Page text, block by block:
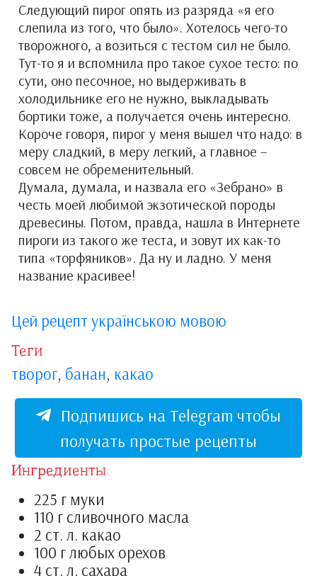
Следующий пирог опять из разряда «я его
слепила из того, что было». Хотелось чего-то
творожного, а возиться с тестом сил не было.
Тут-то я и вспомнила про такое сухое тесто: по
сути, оно песочное, но выдерживать в
холодильнике его не нужно, выкладывать
бортики тоже, а получается очень интересно.
Короче говоря, пирог у меня вышел что надо: в
меру сладкий, в меру легкий, а главное –
совсем не обременительный.
Думала, думала, и назвала его «Зебрано» в
честь моей любимой экзотической породы
древесины. Потом, правда, нашла в Интернете
пироги из такого же теста, и зовут их как-то
типа «торфяников». Да ну и ладно. У меня
название красивее!
Цей рецепт українською мовою
Теги
творог, банан, какао
Подпишись на Telegram чтобы
получать простые рецепты
Ингредиенты
225 г муки
110 г сливочного масла
2 ст. л. какао
100 г любых орехов
4 ст. л. сахара